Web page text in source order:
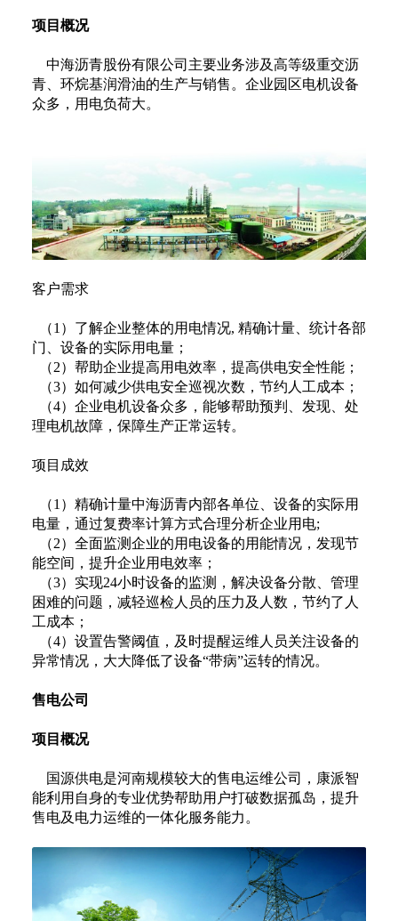
项目概况
中海沥青股份有限公司主要业务涉及高等级重交沥
青、环烷基润滑油的生产与销售。企业园区电机设备
众多，用电负荷大。
客户需求
（1）了解企业整体的用电情况, 精确计量、统计各部
门、设备的实际用电量；
（2）帮助企业提高用电效率，提高供电安全性能；
（3）如何减少供电安全巡视次数，节约人工成本；
（4）企业电机设备众多，能够帮助预判、发现、处
理电机故障，保障生产正常运转。
项目成效
（1）精确计量中海沥青内部各单位、设备的实际用
电量，通过复费率计算方式合理分析企业用电;
（2）全面监测企业的用电设备的用能情况，发现节
能空间，提升企业用电效率；
（3）实现24小时设备的监测，解决设备分散、管理
困难的问题，减轻巡检人员的压力及人数，节约了人
工成本；
（4）设置告警阈值，及时提醒运维人员关注设备的
异常情况，大大降低了设备“带病”运转的情况。
售电公司
项目概况
国源供电是河南规模较大的售电运维公司，康派智
能利用自身的专业优势帮助用户打破数据孤岛，提升
售电及电力运维的一体化服务能力。